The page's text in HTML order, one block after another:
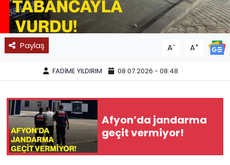
Paylaş A- A+
FADİME YILDIRIM 08.07.2026 - 08:48
Afyon’da jandarma
geçit vermiyor!
11:11 MANŞET